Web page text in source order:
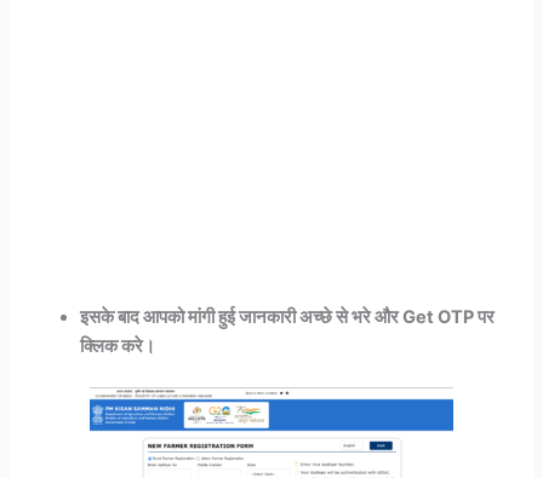
इसके बाद आपको मांगी हुई जानकारी अच्छे से भरे और Get OTP पर
क्लिक करे।